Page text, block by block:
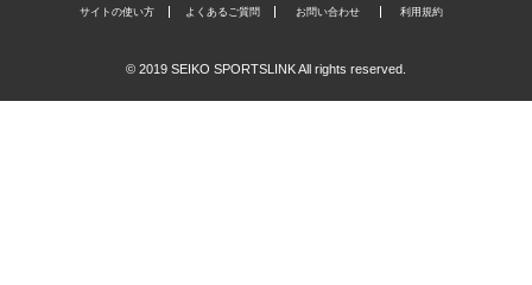
サイトの使い方 よくあるご質問 お問い合わせ 利用規約
© 2019 SEIKO SPORTSLINK All rights reserved.